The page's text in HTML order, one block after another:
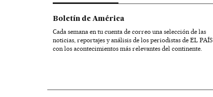
Boletín de América
Cada semana en tu cuenta de correo una selección de las
noticias, reportajes y análisis de los periodistas de EL PAÍS
con los acontecimientos más relevantes del continente.